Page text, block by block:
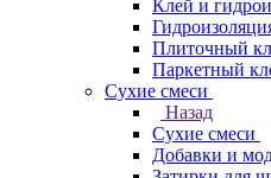
Клей и
Плиточный
Паркетный
Сухие смеси
Назад
Сухие смеси
Добавки и